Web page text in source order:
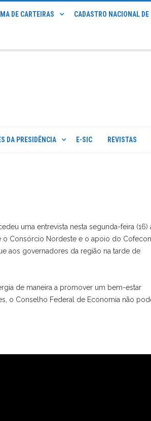
DE CARTEIRAS CADASTRO NACIONAL
DA PRESIDÊNCIA E-SIC REVISTAS
uma entrevista nesta segunda-feira (16)
o Consórcio Nordeste e o apoio do
aos governadores da região na tarde de
de maneira a promover um bem-estar
o Conselho Federal de Economia não